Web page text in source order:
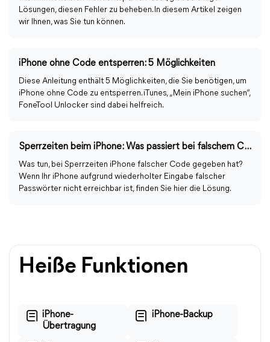
Lösungen, diesen Fehler zu beheben. In diesem Artikel zeigen
wir Ihnen, was Sie tun können.
iPhone ohne Code entsperren: 5 Möglichkeiten
Diese Anleitung enthält 5 Möglichkeiten, die Sie benötigen, um
iPhone ohne Code zu entsperren. iTunes, „Mein iPhone suchen“,
FoneTool Unlocker sind dabei helfreich.
Sperrzeiten beim iPhone: Was passiert bei falschem Code?
Was tun, bei Sperrzeiten iPhone falscher Code gegeben hat?
Wenn Ihr iPhone aufgrund wiederholter Eingabe falscher
Passwörter nicht erreichbar ist, finden Sie hier die Lösung.
Heiße Funktionen
iPhone-
Übertragung
iPhone-Backup